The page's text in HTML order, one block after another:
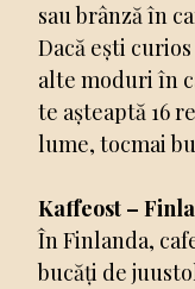
sau brânză în
Dacă ești
alte moduri în
te așteaptă 16
lume, tocmai
Kaffeost –
În Finlanda,
bucăți de